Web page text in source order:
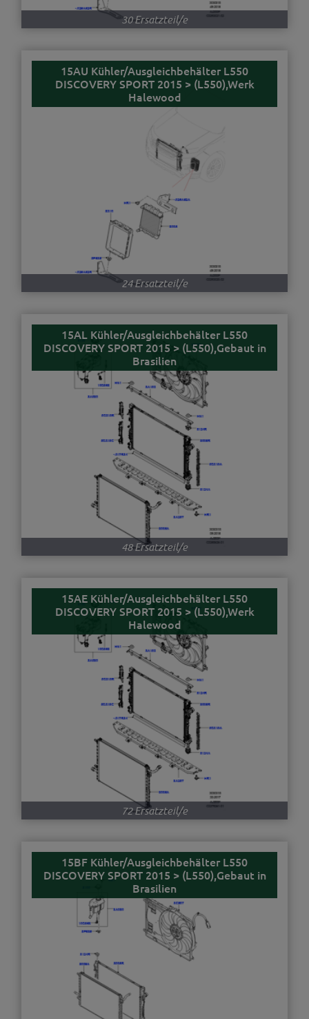
30 Ersatzteil/e
15AU Kühler/Ausgleichbehälter L550
DISCOVERY SPORT 2015 > (L550),Werk
Halewood
24 Ersatzteil/e
15AL Kühler/Ausgleichbehälter L550
DISCOVERY SPORT 2015 > (L550),Gebaut in
Brasilien
48 Ersatzteil/e
15AE Kühler/Ausgleichbehälter L550
DISCOVERY SPORT 2015 > (L550),Werk
Halewood
72 Ersatzteil/e
15BF Kühler/Ausgleichbehälter L550
DISCOVERY SPORT 2015 > (L550),Gebaut in
Brasilien